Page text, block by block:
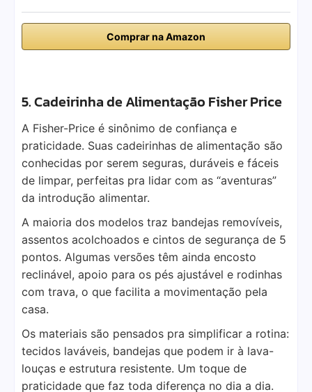
Comprar na Amazon
5. Cadeirinha de Alimentação Fisher Price
A Fisher-Price é sinônimo de confiança e
praticidade. Suas cadeirinhas de alimentação são
conhecidas por serem seguras, duráveis e fáceis
de limpar, perfeitas pra lidar com as “aventuras”
da introdução alimentar.
A maioria dos modelos traz bandejas removíveis,
assentos acolchoados e cintos de segurança de 5
pontos. Algumas versões têm ainda encosto
reclinável, apoio para os pés ajustável e rodinhas
com trava, o que facilita a movimentação pela
casa.
Os materiais são pensados pra simplificar a rotina:
tecidos laváveis, bandejas que podem ir à lava-
louças e estrutura resistente. Um toque de
praticidade que faz toda diferença no dia a dia.